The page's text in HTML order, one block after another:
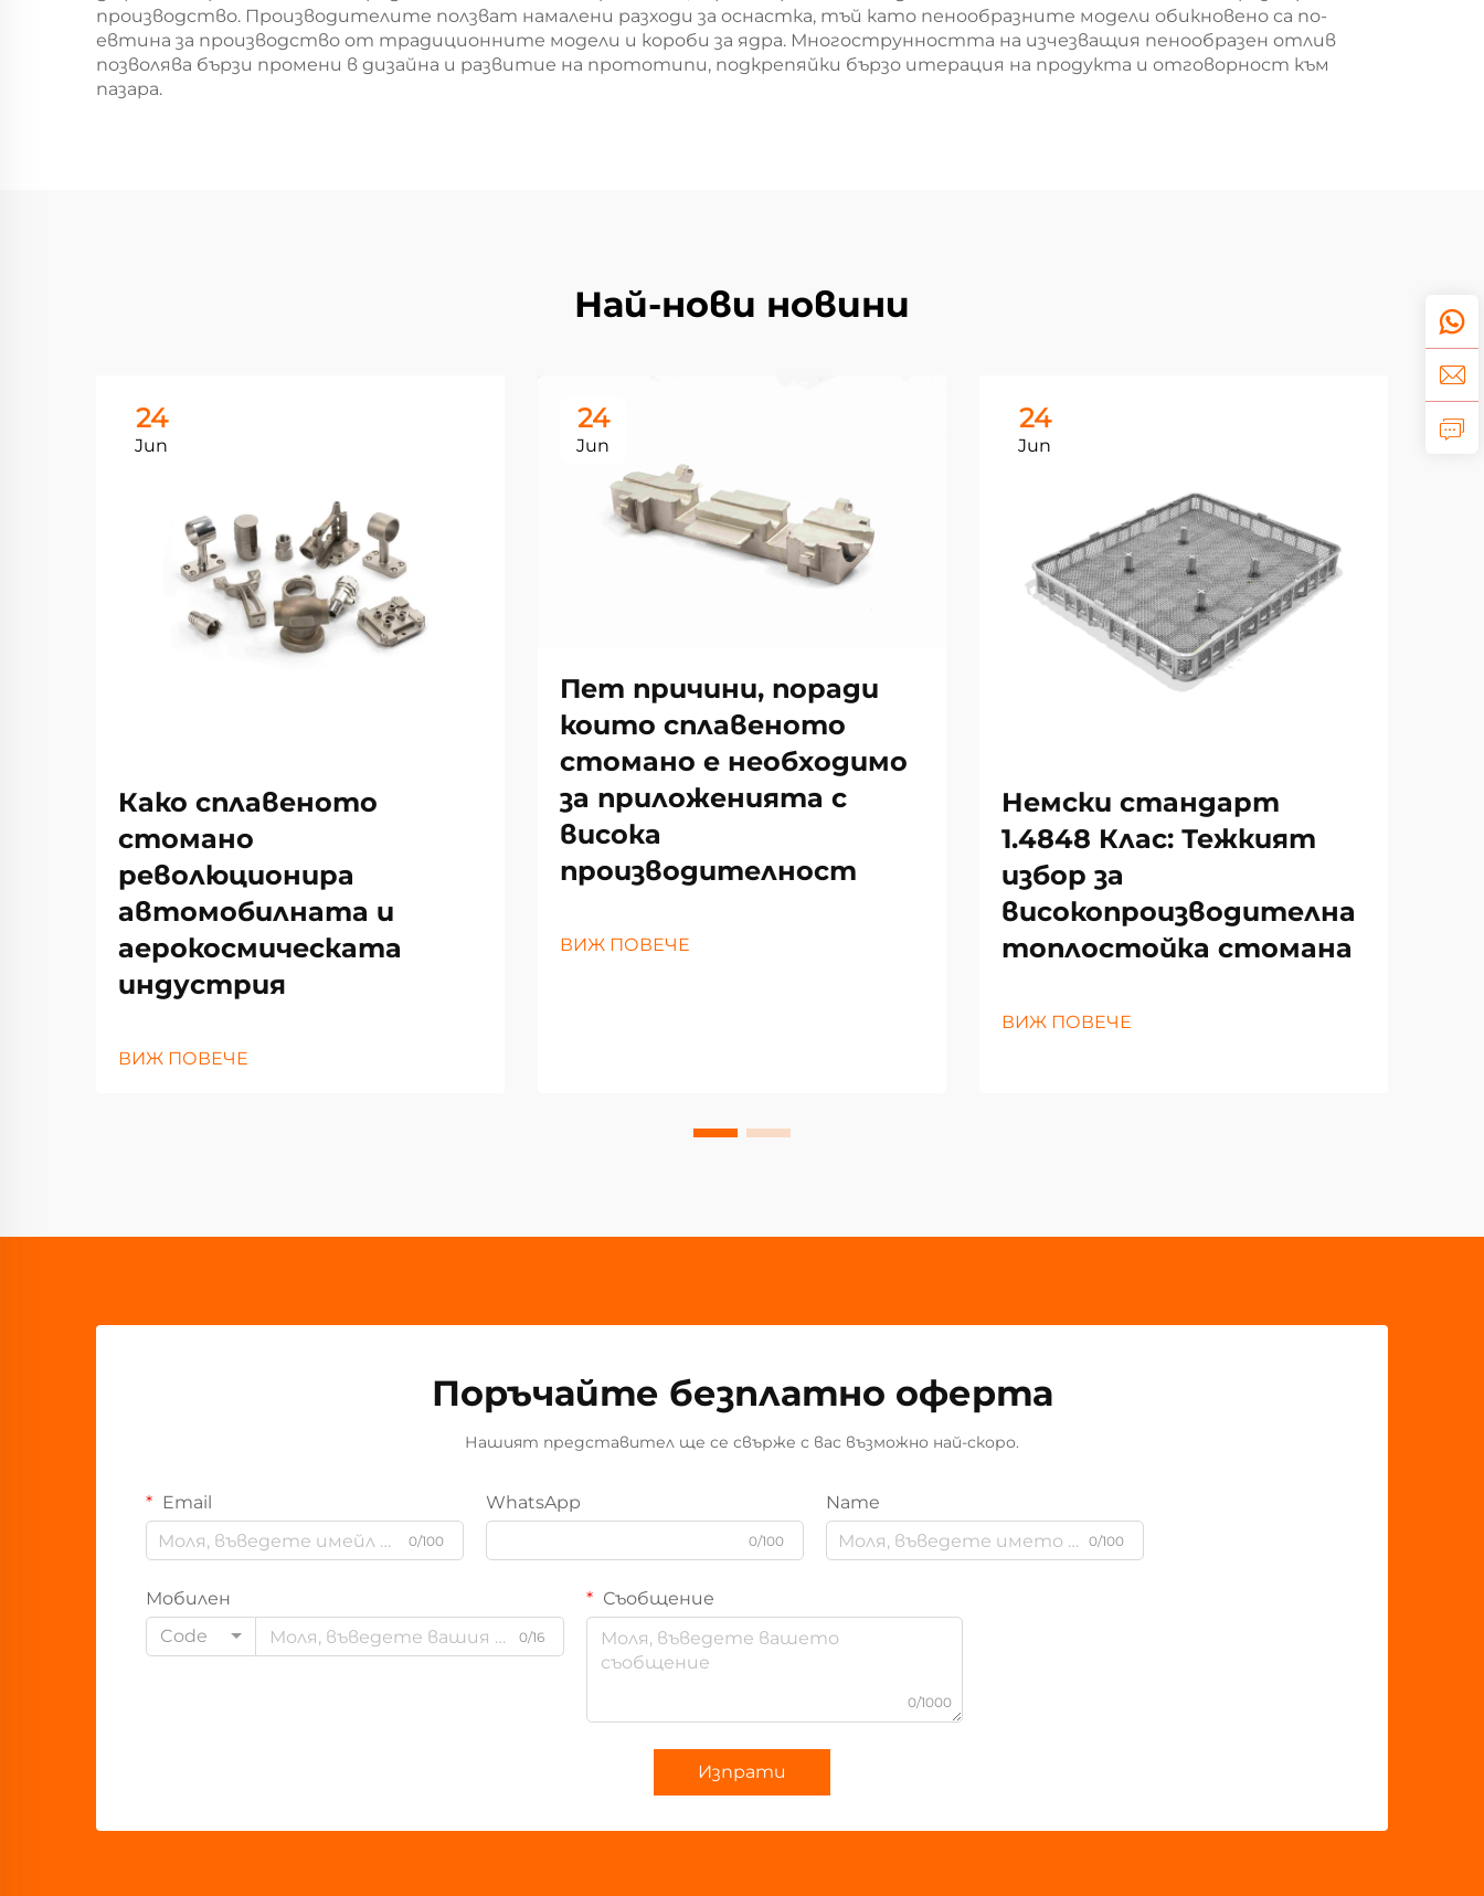
производство. Производителите ползват намалени разходи за оснастка, тъй като пенообразните модели обикновено са по-
евтина за производство от традиционните модели и короби за ядра. Многострунността на изчезващия пенообразен отлив
позволява бързи промени в дизайна и развитие на прототипи, подкрепяйки бързо итерация на продукта и отговорност към
пазара.
Най-нови новини
24
Jun
Како сплавеното
стомано
революционира
автомобилната и
аерокосмическата
индустрия
ВИЖ ПОВЕЧЕ
24
Jun
Пет причини, поради
които сплавеното
стомано е необходимо
за приложенията с
висока
производителност
ВИЖ ПОВЕЧЕ
24
Jun
Немски стандарт
1.4848 Клас: Тежкият
избор за
високопроизводителна
топлостойка стомана
ВИЖ ПОВЕЧЕ
Поръчайте безплатно оферта
Нашият представител ще се свърже с вас възможно най-скоро.
Email
0/100
WhatsApp
0/100
Name
0/100
Мобилен
Code
0/16
Съобщение
0/1000
Изпрати